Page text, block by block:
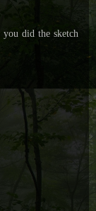
did the sketch